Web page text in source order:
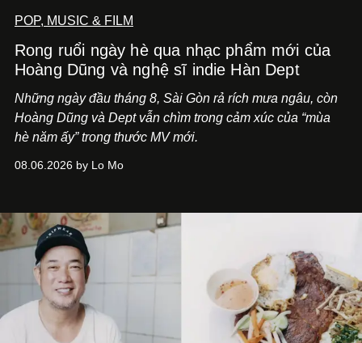
POP, MUSIC & FILM
Rong ruổi ngày hè qua nhạc phẩm mới của
Hoàng Dũng và nghệ sĩ indie Hàn Dept
Những ngày đầu tháng 8, Sài Gòn rả rích mưa ngâu, còn
Hoàng Dũng và Dept vẫn chìm trong cảm xúc của “mùa
hè năm ấy” trong thước MV mới.
08.06.2026 by Lo Mo